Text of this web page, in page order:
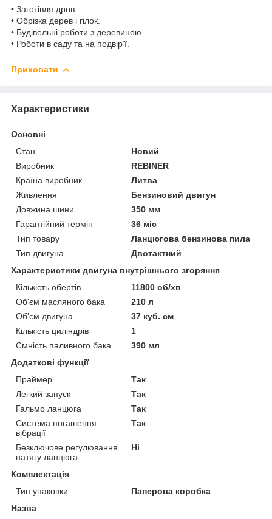
• Заготівля дров.
• Обрізка дерев і гілок.
• Будівельні роботи з деревиною.
• Роботи в саду та на подвір’ї.
Приховати
Характеристики
Основні
Стан
Новий
Виробник
REBINER
Країна виробник
Литва
Живлення
Бензиновий двигун
Довжина шини
350 мм
Гарантійний термін
36 міс
Тип товару
Ланцюгова бензинова пила
Тип двигуна
Двотактний
Характеристики двигуна внутрішнього згоряння
Кількість обертів
11800 об/хв
Об'єм масляного бака
210 л
Об'єм двигуна
37 куб. см
Кількість циліндрів
1
Ємність паливного бака
390 мл
Додаткові функції
Праймер
Так
Легкий запуск
Так
Гальмо ланцюга
Так
Система погашення
вібрації
Так
Безключове регулювання
натягу ланцюга
Ні
Комплектація
Тип упаковки
Паперова коробка
Назва